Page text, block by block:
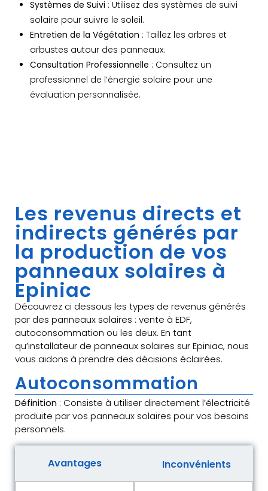
Systèmes de Suivi : Utilisez des systèmes de suivi
solaire pour suivre le soleil.
Entretien de la Végétation : Taillez les arbres et
arbustes autour des panneaux.
Consultation Professionnelle : Consultez un
professionnel de l’énergie solaire pour une
évaluation personnalisée.
Les revenus directs et
indirects générés par
la production de vos
panneaux solaires à
Epiniac
Découvrez ci dessous les types de revenus générés
par des panneaux solaires : vente à EDF,
autoconsommation ou les deux. En tant
qu’installateur de panneaux solaires sur Epiniac, nous
vous aidons à prendre des décisions éclairées.
Autoconsommation
Définition : Consiste à utiliser directement l’électricité
produite par vos panneaux solaires pour vos besoins
personnels.
Avantages Inconvénients